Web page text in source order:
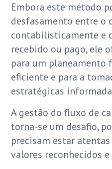
Embora este método
desfasamento entre o
contabilisticamente e
recebido ou pago, ele
para um planeamento
eficiente e para a
estratégicas
A gestão do fluxo de
torna-se um desafio,
precisam estar
valores reconhecidos